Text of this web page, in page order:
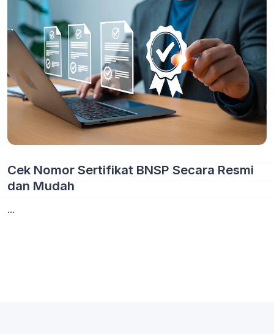
Cek Nomor Sertifikat BNSP Secara Resmi
dan Mudah
...